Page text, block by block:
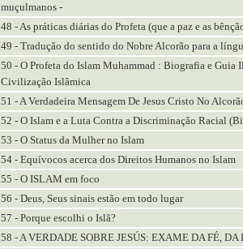
muçulmanos -
48 - As práticas diárias do Profeta (que a paz e as
49 - Tradução do sentido do Nobre Alcorão para a
50 - O Profeta do Islam Muhammad : Biografia e Guia
Civilização Islâmica
51 - A Verdadeira Mensagem De Jesus Cristo No
52 - O Islam e a Luta Contra a Discriminação Racial
53 - O Status da Mulher no Islam
54 - Equívocos acerca dos Direitos Humanos no Islam
55 - O ISLAM em foco
56 - Deus, Seus sinais estão em todo lugar
57 - Porque escolhi o Islã?
58 - A VERDADE SOBRE JESÚS: EXAME DA FÉ,